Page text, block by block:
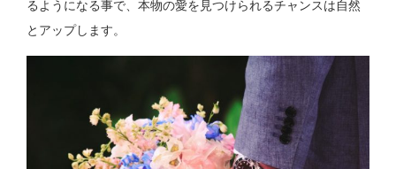
るようになる事で、本物の愛を見つけられるチャンスは自然
とアップします。